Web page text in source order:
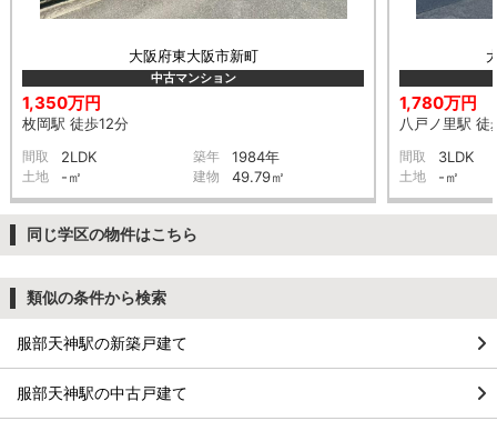
大阪府東大阪市新町
中古マンション
1,350万円
枚岡駅 徒歩12分
間取 2LDK 築年 1984年
土地 -㎡ 建物 49.79㎡
1,780万円
八戸ノ里駅 徒
間取 3LDK
土地 -㎡
同じ学区の物件はこちら
類似の条件から検索
服部天神駅の新築戸建て
服部天神駅の中古戸建て